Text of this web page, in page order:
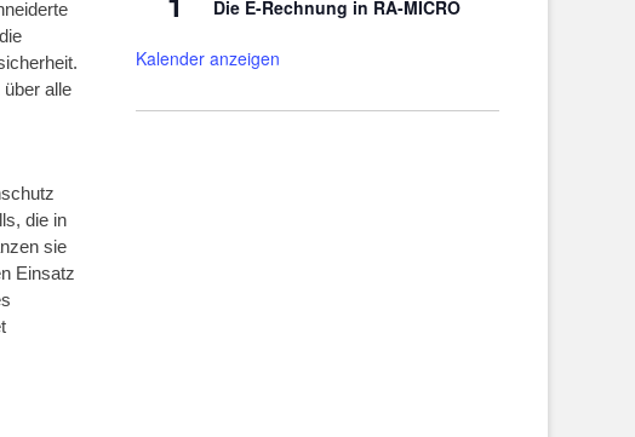
alle
die in
sie
Einsatz
Die E-Rechnung in RA-MICRO
Kalender anzeigen